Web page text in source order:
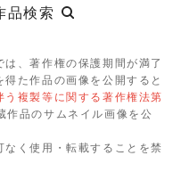
品検索
、著作権の保護期間が満了
た作品の画像を公開すると
複製等に関する著作権法第
作品のサムネイル画像を公
く使用・転載することを禁